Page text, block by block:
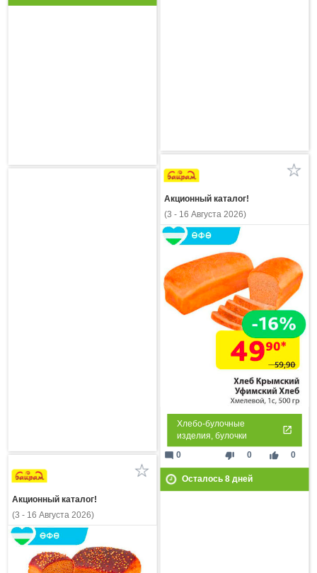
Акционный каталог!
(3 - 16 Августа 2026)
Хлебо-булочные
изделия, булочки
thumb_down 0 thumb_up 0
mode_comment 0
Осталось 8дней
Акционный каталог!
(3 - 16 Августа 2026)